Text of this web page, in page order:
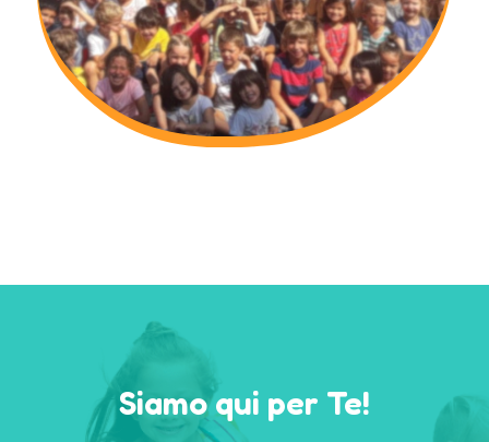
Siamo qui per Te!